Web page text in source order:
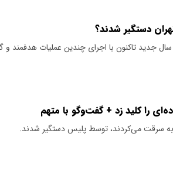
دستگیر شدند؟
سال جدید تاکنون با اجرای چندین عملیات
را کلید زد + گفت‌وگو با متهم
سرقت ‌می‌کردند، توسط پلیس دستگیر شدند.